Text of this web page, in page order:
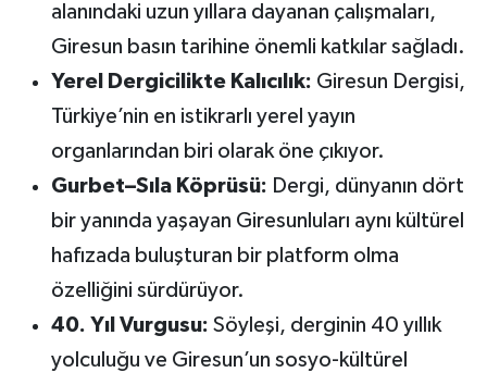
alanındaki uzun yıllara dayanan çalışmaları,
Giresun basın tarihine önemli katkılar sağladı.
Yerel Dergicilikte Kalıcılık: Giresun Dergisi,
Türkiye’nin en istikrarlı yerel yayın
organlarından biri olarak öne çıkıyor.
Gurbet–Sıla Köprüsü: Dergi, dünyanın dört
bir yanında yaşayan Giresunluları aynı kültürel
hafızada buluşturan bir platform olma
özelliğini sürdürüyor.
40. Yıl Vurgusu: Söyleşi, derginin 40 yıllık
yolculuğu ve Giresun’un sosyo-kültürel